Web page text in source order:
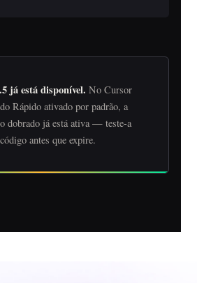
já está disponível. No Cursor
Rápido ativado por padrão, a
dobrado já está ativa — teste-a
antes que expire.